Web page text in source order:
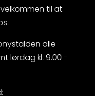
til at
alle
lørdag kl. 9.00 -